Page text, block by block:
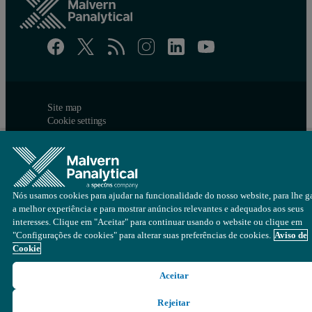
Site map
Cookie settings
Nós usamos cookies para ajudar na funcionalidade do nosso website, para lhe
a melhor experiência e para mostrar anúncios relevantes e adequados aos seus
interesses. Clique em "Aceitar" para continuar usando o website ou clique em
"Configurações de cookies" para alterar suas preferências de cookies. Aviso de
Cookie
Aceitar
Rejeitar